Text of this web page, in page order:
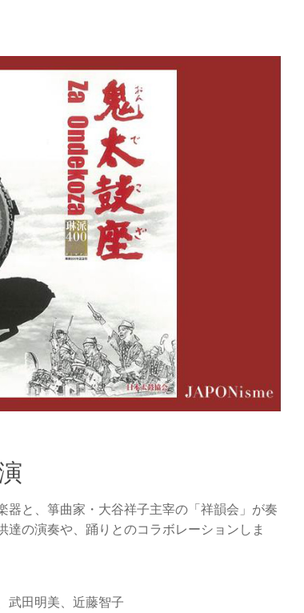
と、箏曲家・大谷祥子主宰の「祥韻会」が奏
の演奏や、踊りとのコラボレーションしま
武田明美、近藤智子